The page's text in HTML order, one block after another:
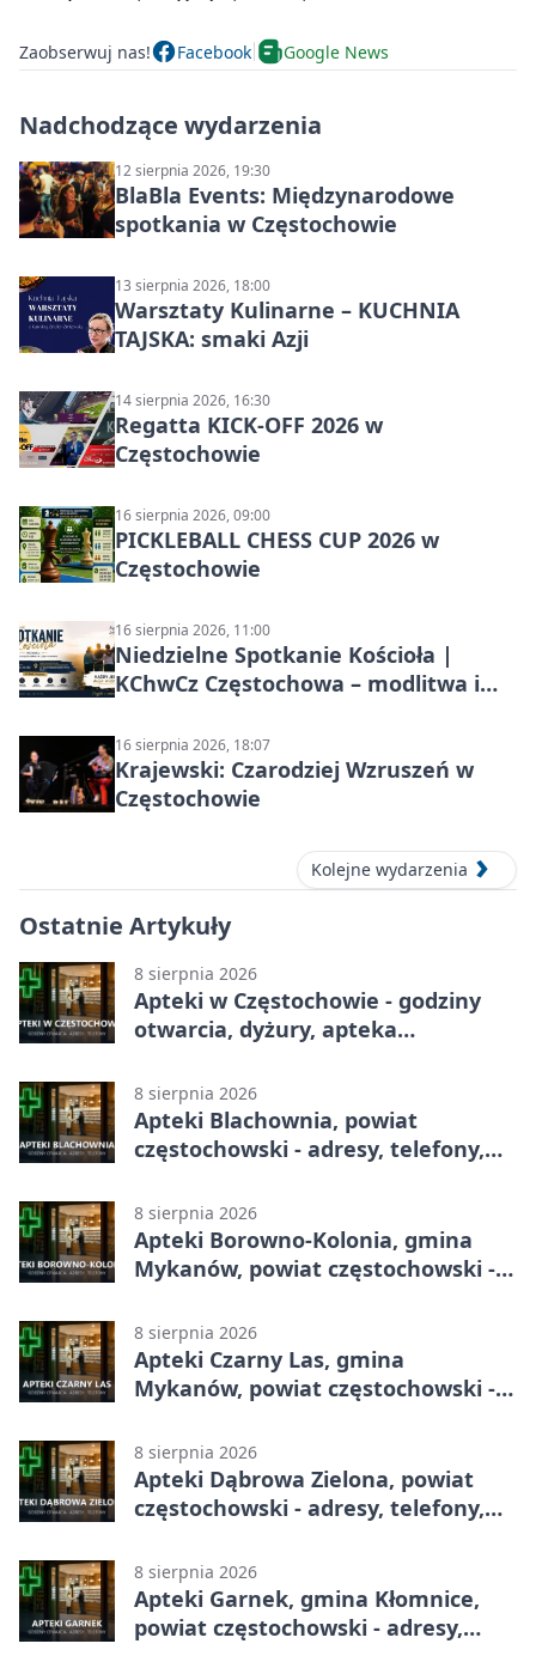
Zaobserwuj nas! Facebook Google News
Nadchodzące wydarzenia
12 sierpnia 2026, 19:30
BlaBla Events: Międzynarodowe
spotkania w Częstochowie
13 sierpnia 2026, 18:00
Warsztaty Kulinarne – KUCHNIA
TAJSKA: smaki Azji
14 sierpnia 2026, 16:30
Regatta KICK-OFF 2026 w
Częstochowie
16 sierpnia 2026, 09:00
PICKLEBALL CHESS CUP 2026 w
Częstochowie
16 sierpnia 2026, 11:00
Niedzielne Spotkanie Kościoła |
KChwCz Częstochowa – modlitwa i
16 sierpnia 2026, 18:07
Krajewski: Czarodziej Wzruszeń w
Częstochowie
Kolejne wydarzenia
Ostatnie Artykuły
8 sierpnia 2026
Apteki w Częstochowie - godziny
otwarcia, dyżury, apteka
8 sierpnia 2026
Apteki Blachownia, powiat
częstochowski - adresy, telefony,
8 sierpnia 2026
Apteki Borowno-Kolonia, gmina
Mykanów, powiat częstochowski -
8 sierpnia 2026
Apteki Czarny Las, gmina
Mykanów, powiat częstochowski -
8 sierpnia 2026
Apteki Dąbrowa Zielona, powiat
częstochowski - adresy, telefony,
8 sierpnia 2026
Apteki Garnek, gmina Kłomnice,
powiat częstochowski - adresy,